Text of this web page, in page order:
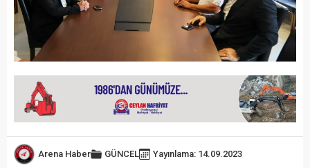
Arena Haber GÜNCEL Yayınlama: 14.09.2023